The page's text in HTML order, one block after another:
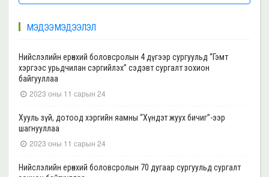
МЭДЭЭ МЭДЭЭЛЭЛ
Нийслэлийн ерөнхий боловсролын 4 дүгээр сургуульд “Гэмт
хэргээс урьдчилан сэргийлэх” сэдэвт сургалт зохион
байгууллаа
2023 оны 11 сарын 24
Хууль зүй, дотоод хэргийн яамны “Хүндэт жуух бичиг”-ээр
шагнууллаа
2023 оны 11 сарын 24
Нийслэлийн ерөнхий боловсролын 70 дугаар сургуульд сургалт